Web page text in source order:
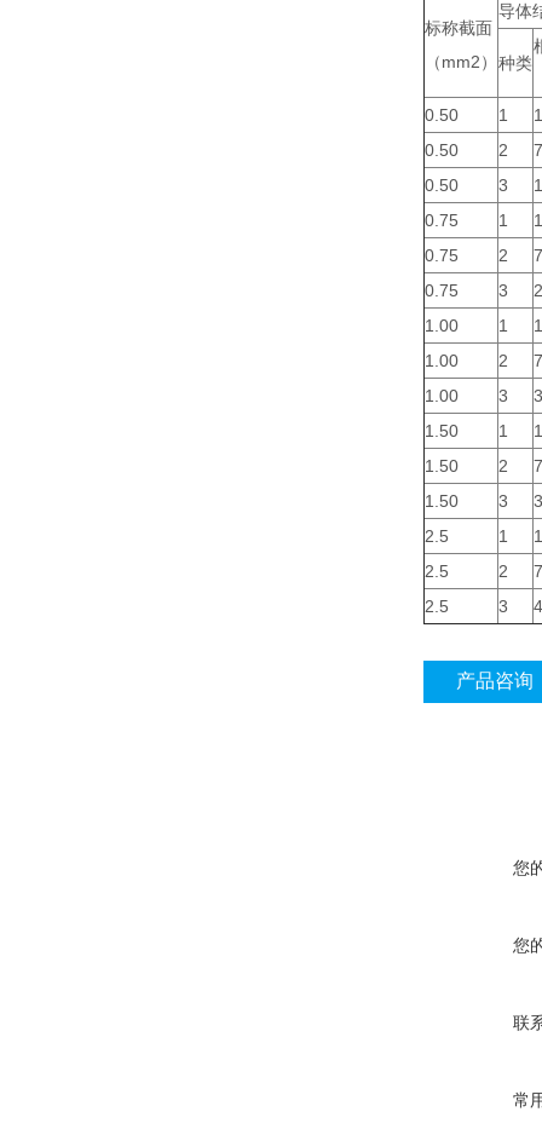
标称截面
（mm2）
导体
种类
0.50
1
0.50
2
0.50
3
0.75
1
0.75
2
0.75
3
1.00
1
1.00
2
1.00
3
1.50
1
1.50
2
1.50
3
2.5
1
2.5
2
2.5
3
产品咨询
您
您
联
常